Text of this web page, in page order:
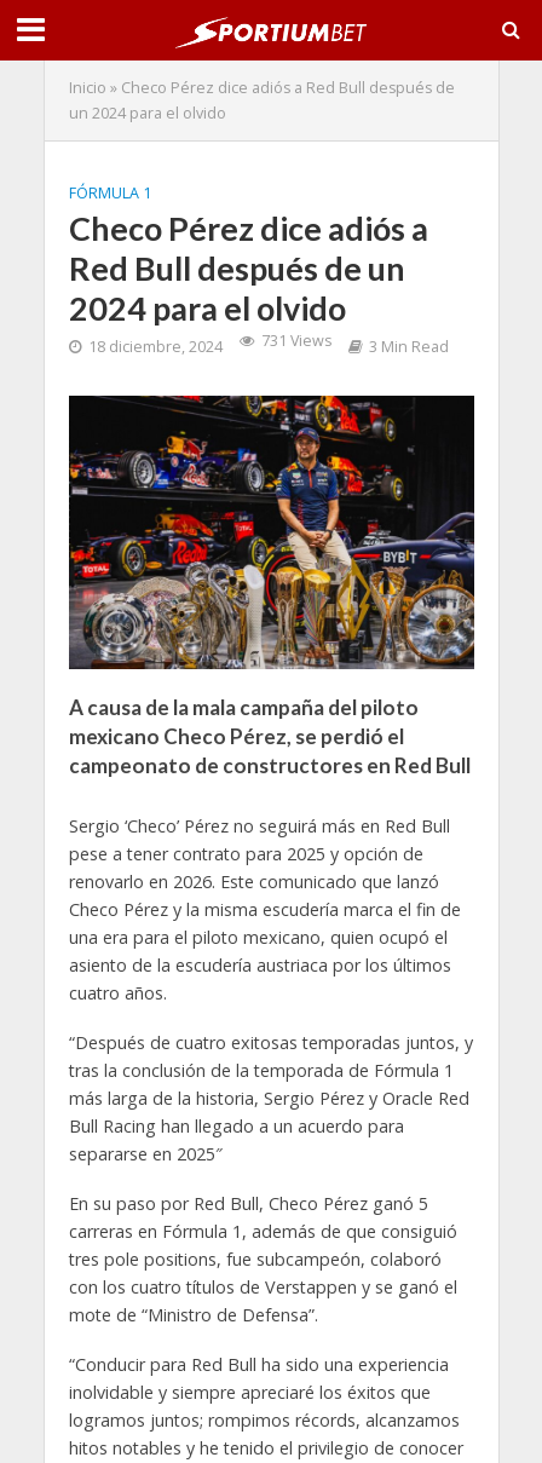
Inicio » Checo Pérez dice adiós a Red Bull después de
un 2024 para el olvido
FÓRMULA 1
Checo Pérez dice adiós a
Red Bull después de un
2024 para el olvido
18 diciembre, 2024 731 Views 3 Min Read
A causa de la mala campaña del piloto
mexicano Checo Pérez, se perdió el
campeonato de constructores en Red Bull
Sergio ‘Checo’ Pérez no seguirá más en Red Bull
pese a tener contrato para 2025 y opción de
renovarlo en 2026. Este comunicado que lanzó
Checo Pérez y la misma escudería marca el fin de
una era para el piloto mexicano, quien ocupó el
asiento de la escudería austriaca por los últimos
cuatro años.
“Después de cuatro exitosas temporadas juntos, y
tras la conclusión de la temporada de Fórmula 1
más larga de la historia, Sergio Pérez y Oracle Red
Bull Racing han llegado a un acuerdo para
separarse en 2025″
En su paso por Red Bull, Checo Pérez ganó 5
carreras en Fórmula 1, además de que consiguió
tres pole positions, fue subcampeón, colaboró
con los cuatro títulos de Verstappen y se ganó el
mote de “Ministro de Defensa”.
“Conducir para Red Bull ha sido una experiencia
inolvidable y siempre apreciaré los éxitos que
logramos juntos; rompimos récords, alcanzamos
hitos notables y he tenido el privilegio de conocer